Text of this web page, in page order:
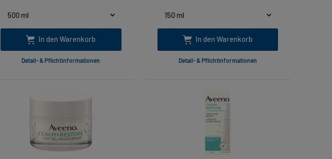
In den Warenkorb
Detail- & Pflichtinformationen
In den Warenkorb
Detail- & Pflichtinformationen